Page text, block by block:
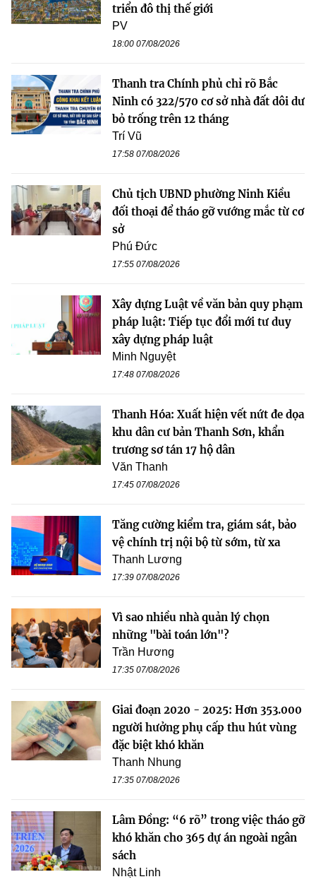
triển đô thị thế giới
PV
18:00 07/08/2026
Thanh tra Chính phủ chỉ rõ Bắc
Ninh có 322/570 cơ sở nhà đất dôi dư
bỏ trống trên 12 tháng
Trí Vũ
17:58 07/08/2026
Chủ tịch UBND phường Ninh Kiều
đối thoại để tháo gỡ vướng mắc từ cơ
sở
Phú Đức
17:55 07/08/2026
Xây dựng Luật về văn bản quy phạm
pháp luật: Tiếp tục đổi mới tư duy
xây dựng pháp luật
Minh Nguyệt
17:48 07/08/2026
Thanh Hóa: Xuất hiện vết nứt đe dọa
khu dân cư bản Thanh Sơn, khẩn
trương sơ tán 17 hộ dân
Văn Thanh
17:45 07/08/2026
Tăng cường kiểm tra, giám sát, bảo
vệ chính trị nội bộ từ sớm, từ xa
Thanh Lương
17:39 07/08/2026
Vì sao nhiều nhà quản lý chọn
những "bài toán lớn"?
Trần Hương
17:35 07/08/2026
Giai đoạn 2020 - 2025: Hơn 353.000
người hưởng phụ cấp thu hút vùng
đặc biệt khó khăn
Thanh Nhung
17:35 07/08/2026
Lâm Đồng: “6 rõ” trong việc tháo gỡ
khó khăn cho 365 dự án ngoài ngân
sách
Nhật Linh